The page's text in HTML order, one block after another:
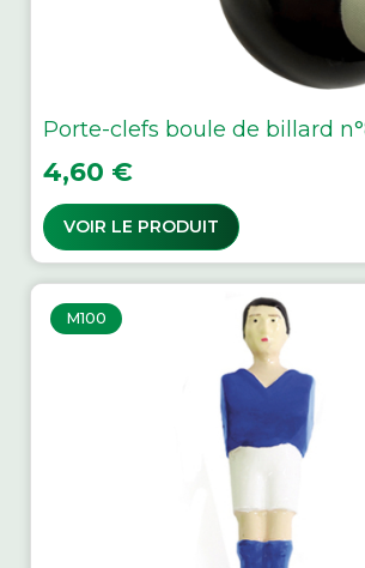
Porte-clefs boule de billard
Prix
4,60 €
VOIR LE PRODUIT
M100